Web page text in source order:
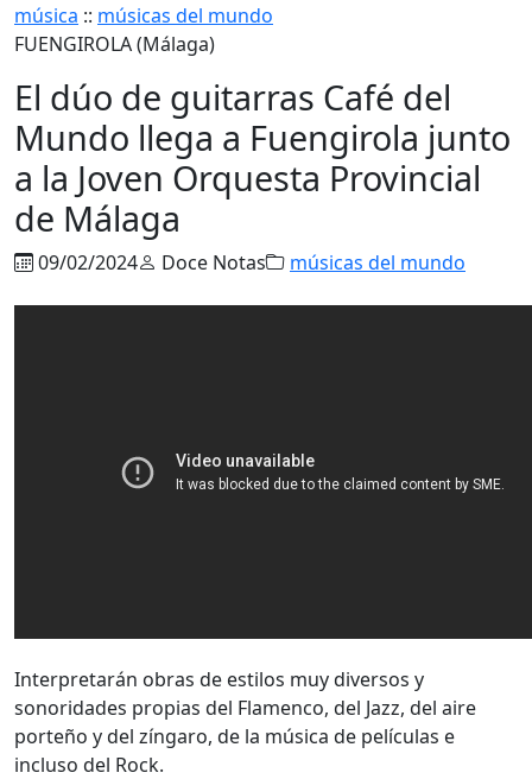
música :: músicas del mundo
FUENGIROLA (Málaga)
El dúo de guitarras Café del
Mundo llega a Fuengirola junto
a la Joven Orquesta Provincial
de Málaga
09/02/2024 Doce Notas músicas del mundo
Interpretarán obras de estilos muy diversos y
sonoridades propias del Flamenco, del Jazz, del aire
porteño y del zíngaro, de la música de películas e
incluso del Rock.